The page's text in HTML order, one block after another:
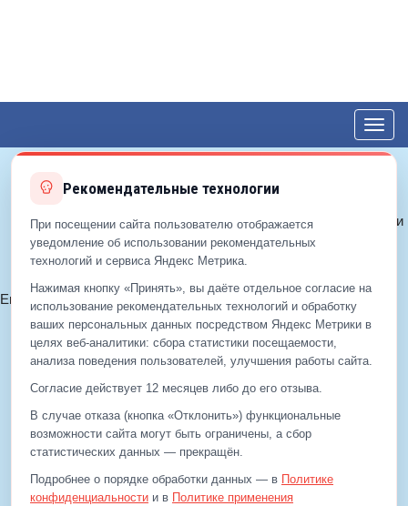
© 2012—2026 ЕДС-Королёв
Политика конфиденциальности
Политика cookie
Согласие на обработку ПДн
Email: info@eds-korolev.ru
+7 (499) 929-99-99
+7 (495)512-00-11
512-00-11
Email:info@eds-korolev.ru
Рекомендательные технологии
При посещении сайта пользователю отображается
уведомление об использовании рекомендательных
технологий и сервиса Яндекс Метрика.
Нажимая кнопку «Принять», вы даёте отдельное согласие на
использование рекомендательных технологий и обработку
ваших персональных данных посредством Яндекс Метрики в
целях веб‑аналитики: сбора статистики посещаемости,
анализа поведения пользователей, улучшения работы сайта.
Согласие действует 12 месяцев либо до его отзыва.
В случае отказа (кнопка «Отклонить») функциональные
возможности сайта могут быть ограничены, а сбор
статистических данных — прекращён.
Подробнее о порядке обработки данных — в Политике
конфиденциальности и в Политике применения